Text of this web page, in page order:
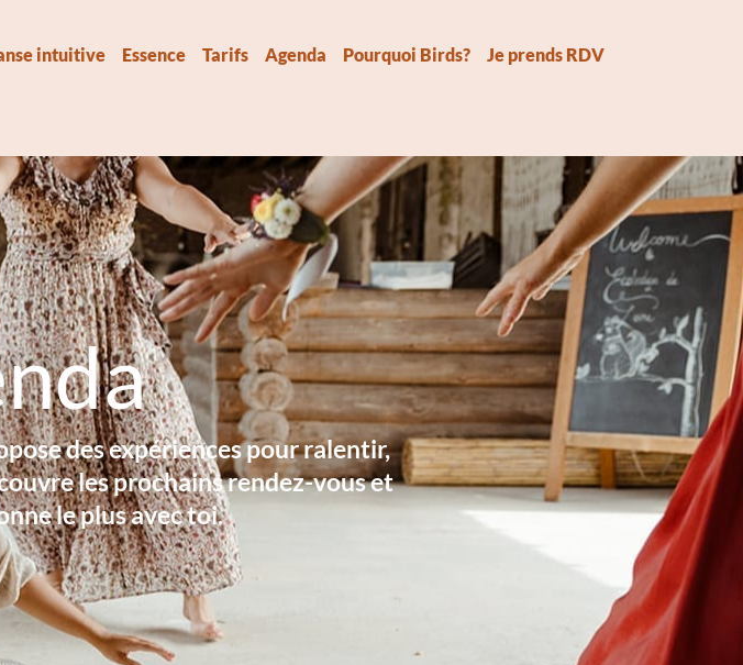
intuitive Essence Tarifs Agenda Pourquoi Birds? Je prends RDV
des expériences pour ralentir,
les prochains rendez-vous et
le plus avec toi.